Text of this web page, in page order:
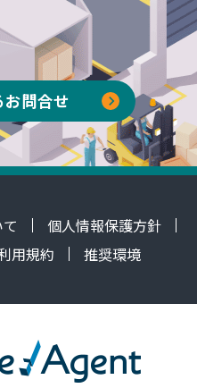
問合せ
個人情報保護方針
用規約 推奨環境